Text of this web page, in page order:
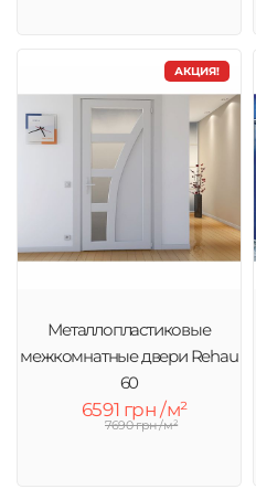
АКЦИЯ!
Металлопластиковые
межкомнатные двери Rehau
60
6591 грн /м²
7690 грн /м²